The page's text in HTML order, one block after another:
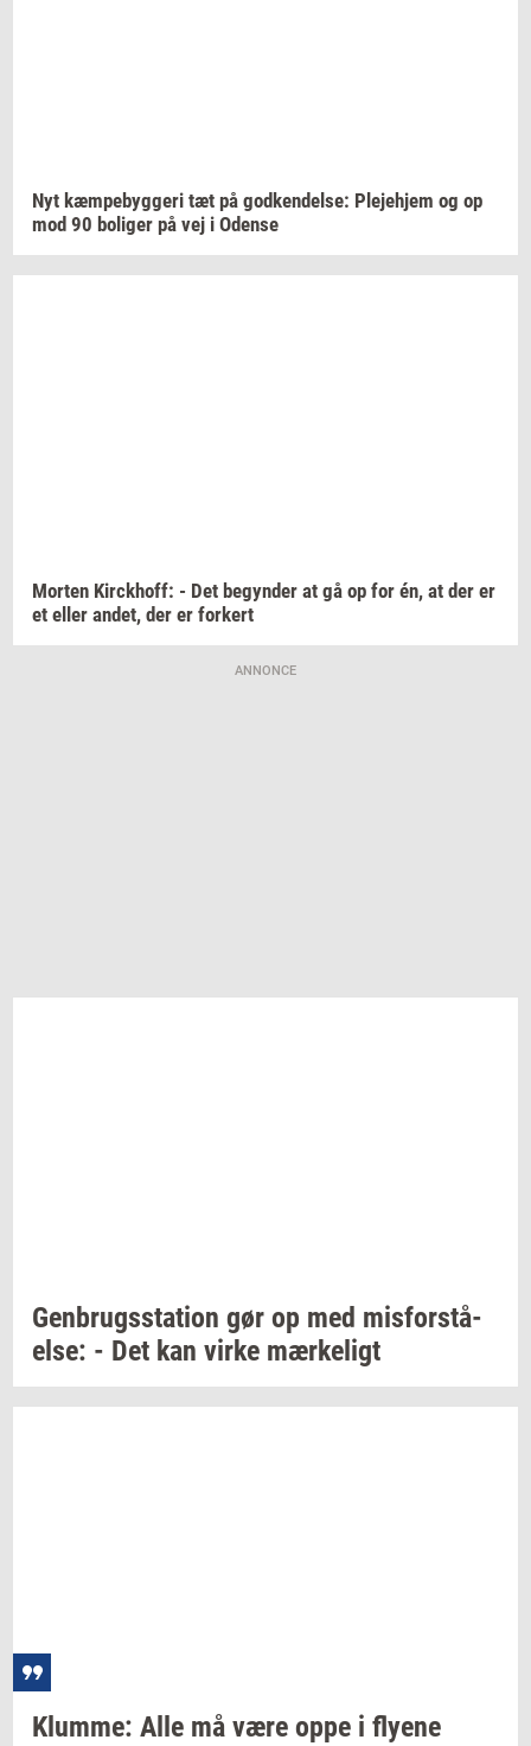
Nyt kæm­pe­byg­ge­ri tæt på god­ken­del­se: Ple­je­hjem og op
mod 90 bo­li­ger på vej i Oden­se
Mor­ten Kirck­hoff: - Det be­gyn­der at gå op for én, at der er
et eller andet, der er for­kert
ANNONCE
Gen­brugs­sta­tion gør op med mis­for­stå­
el­se: - Det kan virke mær­ke­ligt
Klum­me: Alle må være oppe i fly­e­ne